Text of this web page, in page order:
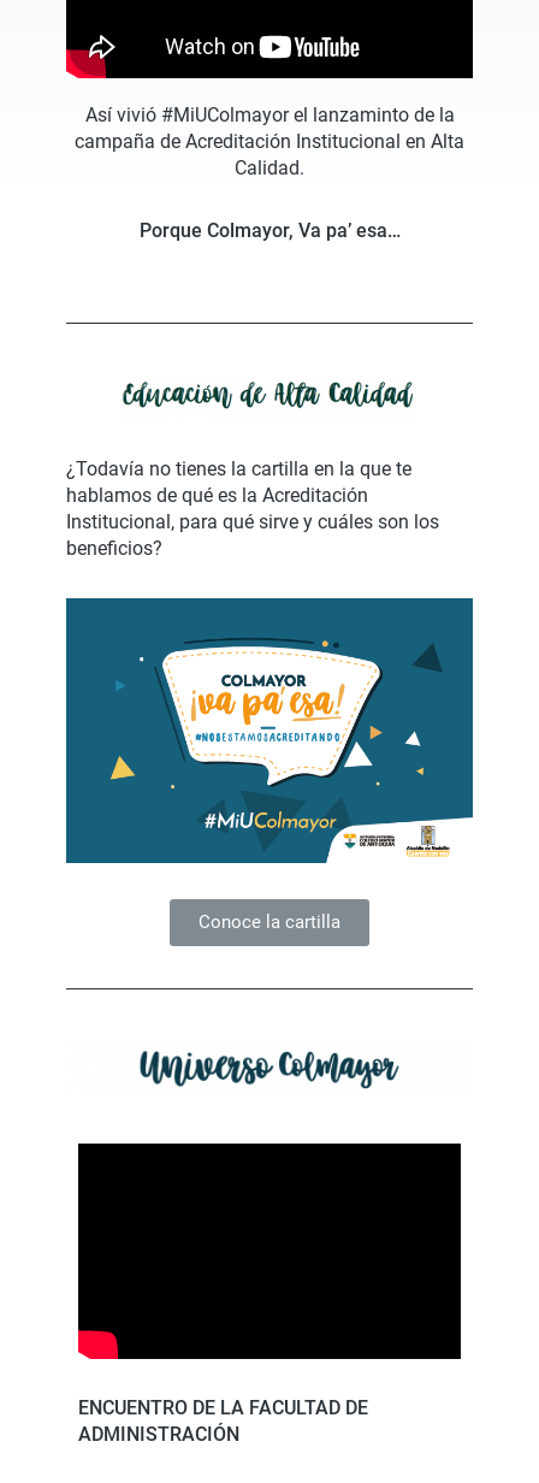
Así vivió #MiUColmayor el lanzaminto de la
campaña de Acreditación Institucional en Alta
Calidad.
Porque Colmayor, Va pa’ esa…
¿Todavía no tienes la cartilla en la que te
hablamos de qué es la Acreditación
Institucional, para qué sirve y cuáles son los
beneficios?
Conoce la cartilla
ENCUENTRO DE LA FACULTAD DE
ADMINISTRACIÓN